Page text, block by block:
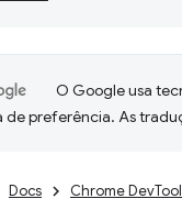
O Google usa
de preferência. As
Docs Chrome